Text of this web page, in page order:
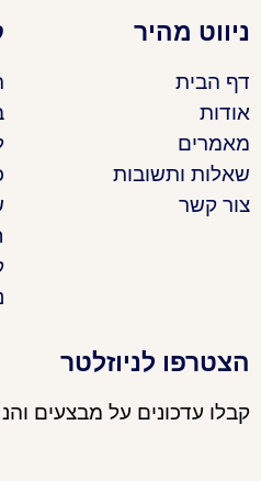
ניווט מהיר
דף הבית
אודות
מאמרים
שאלות ותשובות
צור קשר
הצטרפו לניוזלטר
קבלו עדכונים על מבצעים